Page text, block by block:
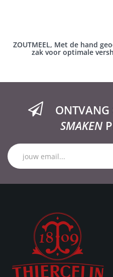
ZOUTMEEL, Met de hand
zak voor optimale
ONTVANG
SMAKEN